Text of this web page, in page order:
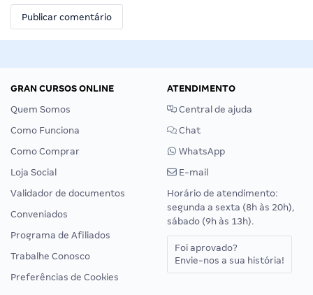
GRAN CURSOS ONLINE
Quem Somos
Como Funciona
Como Comprar
Loja Social
Validador de documentos
Conveniados
Programa de Afiliados
Trabalhe Conosco
Preferências de Cookies
ATENDIMENTO
Central de ajuda
Chat
WhatsApp
E-mail
Horário de atendimento:
segunda a sexta (8h às 20h),
sábado (9h às 13h).
Foi aprovado?
Envie-nos a sua história!